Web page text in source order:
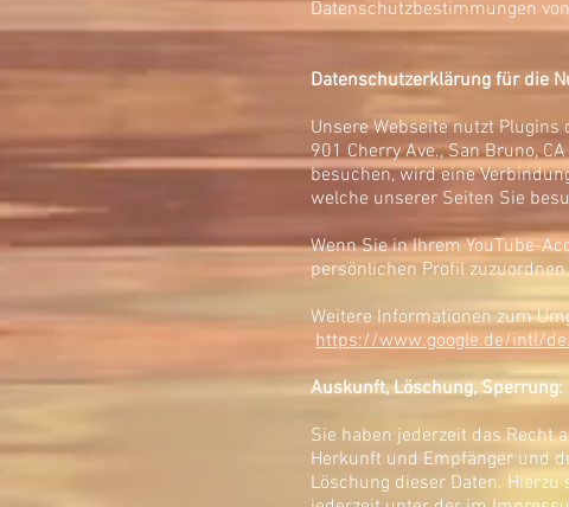
Datenschutzbestimmungen
Datenschutzerklärung für die
Unsere Webseite nutzt Plugins
901 Cherry Ave., San Bruno,
besuchen, wird eine
welche unserer Seiten Sie
Wenn Sie in Ihrem YouTube-
persönlichen Profil
Weitere Informationen zum
https://www.google.de/intl/
Auskunft, Löschung, Sperrung:
Sie haben jederzeit das Recht
Herkunft und Empfänger und
Löschung dieser Daten.